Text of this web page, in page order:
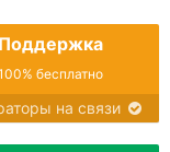
Поддержка
бесплатно
на связи